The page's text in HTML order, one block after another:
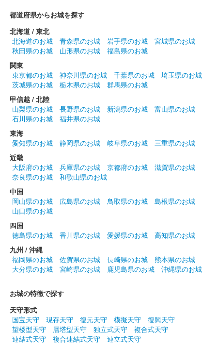
和歌山城 御城印
和歌山城を中心とした絵地図がデザインされている。
和歌山城 御城印 令和七年春限定
和歌山城 御城印
「天守と紀州犬」
販売終了
和歌山城公園動物園で限定販売されている御城印の第1弾。はが
き大の厚紙（角丸）に、「和歌山城」「和歌山城公園動物園 来
園記念」の文字が印刷され、紀州徳川家の家紋と天守、紀州犬の
綾芽（あやめ）と皐月（……
和歌山城 御城印
日本三大連立式天守の和歌山城を背景に、和歌山城の歴代の城主
である豊臣家・桑山家・浅野家・徳川家の家紋を押印したもの
和歌山城 御城印
60周年記念 EXオリジナル 特別御城印
都道府県からお城を探す
北海道 / 東北
北海道のお城
青森県のお城 岩手県のお城
宮城県のお城
秋田県のお城
山形県のお城
福島県のお城
関東
東京都のお城
神奈川県のお城 千葉県のお城
埼玉県のお城
茨城県のお城
栃木県のお城
群馬県のお城
甲信越 / 北陸
山梨県のお城
長野県のお城 新潟県のお城
富山県のお城
石川県のお城
福井県のお城
東海
愛知県のお城
静岡県のお城 岐阜県のお城
三重県のお城
近畿
大阪府のお城
兵庫県のお城 京都府のお城
滋賀県のお城
奈良県のお城
和歌山県のお城
中国
岡山県のお城
広島県のお城 鳥取県のお城
島根県のお城
山口県のお城
四国
徳島県のお城
香川県のお城 愛媛県のお城
高知県のお城
九州 / 沖縄
福岡県のお城
佐賀県のお城 長崎県のお城
熊本県のお城
大分県のお城
宮崎県のお城 鹿児島県のお城 沖縄県のお城
お城の特徴で探す
天守形式
国宝天守
現存天守 復元天守 模擬天守
復興天守
望楼型天守
層塔型天守 独立式天守
複合式天守
連結式天守
複合連結式天守
連立式天守